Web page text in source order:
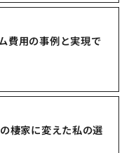
費用の事例と実現で
棲家に変えた私の選